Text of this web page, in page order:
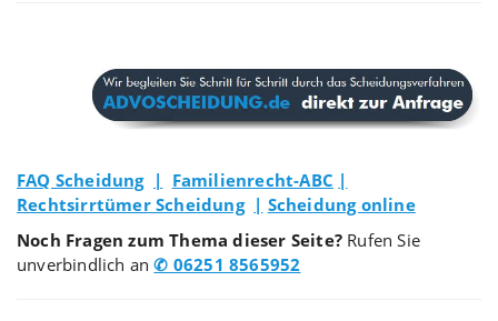
FAQ Scheidung | Familienrecht-ABC |
Rechtsirrtümer Scheidung | Scheidung online
Noch Fragen zum Thema dieser Seite? Rufen Sie
unverbindlich an✆ 06251 8565952